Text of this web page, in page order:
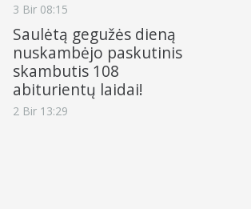
3 Bir 08:15
Saulėtą gegužės dieną
nuskambėjo paskutinis
skambutis 108
abiturientų laidai!
2 Bir 13:29